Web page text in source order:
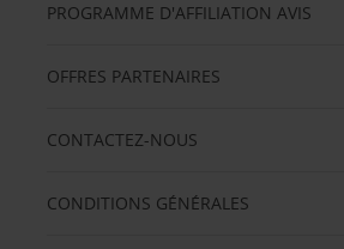
PROGRAMME D'AFFILIATION AVIS
OFFRES PARTENAIRES
CONTACTEZ-NOUS
CONDITIONS GÉNÉRALES